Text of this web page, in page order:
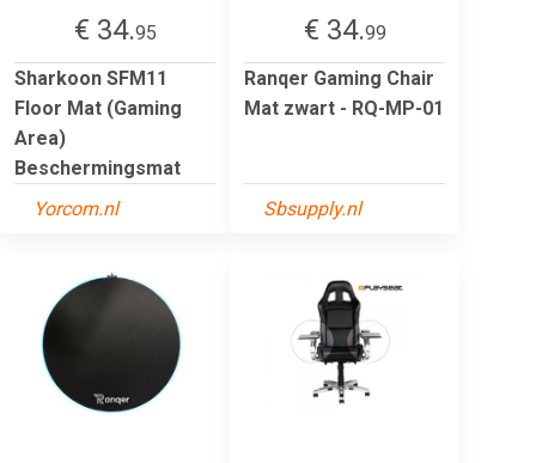
€ 34.95
Sharkoon SFM11
Floor Mat (Gaming
Area)
Beschermingsmat
Yorcom.nl
€ 34.99
Ranqer Gaming Chair
Mat zwart - RQ-MP-01
Sbsupply.nl